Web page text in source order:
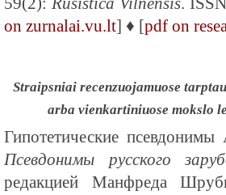
on zurnalai.vu.lt] ♦ [pdf on
Straipsniai recenzuojamuose
arba vienkartiniuose mokslo
Гипотетические
Псевдонимы русского
редакцией Манфреда